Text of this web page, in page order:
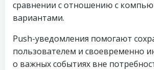
сравнении с отношению с
вариантами.
Push-уведомления помогают
пользователем и своевременно
о важных событиях вне